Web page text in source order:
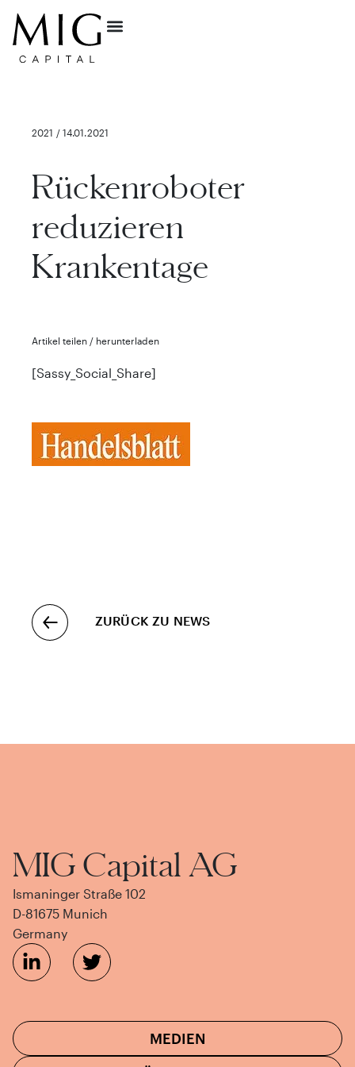
2021 / 14.01.2021
Rückenroboter
reduzieren
Krankentage
Artikel teilen / herunterladen
[Sassy_Social_Share]
ZURÜCK ZU NEWS
MIG Capital AG
Ismaninger Straße 102
D-81675 Munich
Germany
MEDIEN